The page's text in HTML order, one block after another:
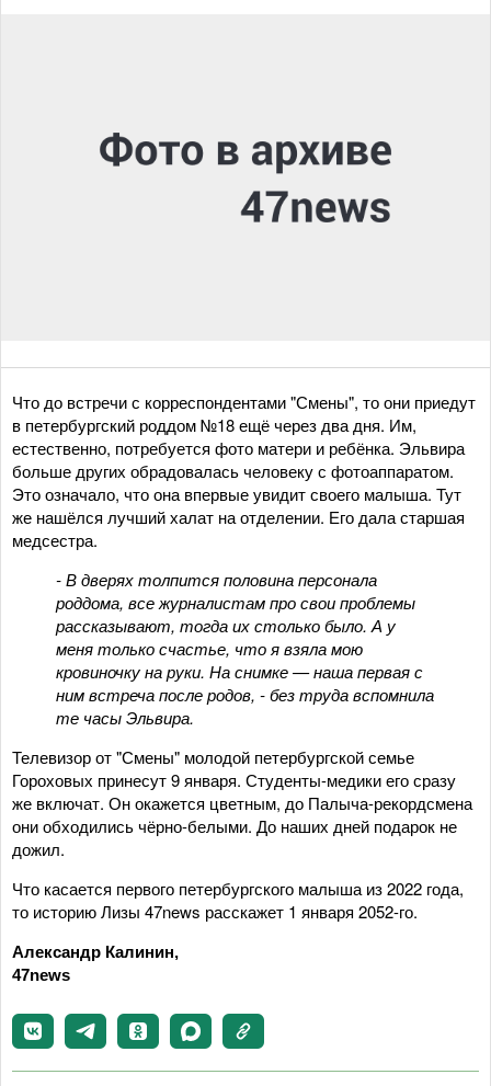
Что до встречи с корреспондентами "Смены", то они приедут
в петербургский роддом №18 ещё через два дня. Им,
естественно, потребуется фото матери и ребёнка. Эльвира
больше других обрадовалась человеку с фотоаппаратом.
Это означало, что она впервые увидит своего малыша. Тут
же нашёлся лучший халат на отделении. Его дала старшая
медсестра.
- В дверях толпится половина персонала
роддома, все журналистам про свои проблемы
рассказывают, тогда их столько было. А у
меня только счастье, что я взяла мою
кровиночку на руки. На снимке — наша первая с
ним встреча после родов, - без труда вспомнила
те часы Эльвира.
Телевизор от "Смены" молодой петербургской семье
Гороховых принесут 9 января. Студенты-медики его сразу
же включат. Он окажется цветным, до Палыча-рекордсмена
они обходились чёрно-белыми. До наших дней подарок не
дожил.
Что касается первого петербургского малыша из 2022 года,
то историю Лизы 47news расскажет 1 января 2052-го.
Александр Калинин,
47news